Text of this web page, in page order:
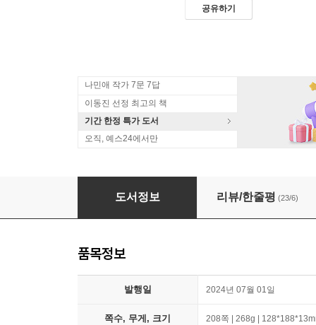
공유하기
나민애 작가 7문 7답
이동진 선정 최고의 책
기간 한정 특가 도서
오직, 예스24에서만
작은 도시 봉급 생활자
도서정보 리뷰/한줄평 (23/6)
품목정보
발행일 2024년 07월 01일
쪽수, 무게, 크기 208쪽 | 268g |